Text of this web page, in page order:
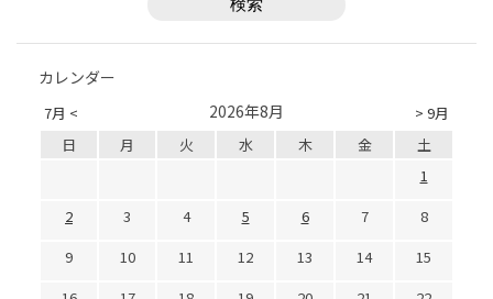
カレンダー
7月 < > 9月
2026年8月
日 月 火 水 木 金
土
1
2
3 4 5 6 7
8
9
10 11 12 13 14
15